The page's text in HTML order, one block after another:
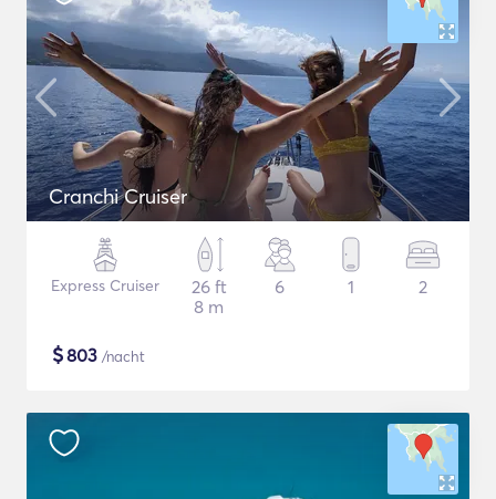
Cranchi Cruiser
Express Cruiser
26 ft
8 m
6 1 2
$803 /nacht